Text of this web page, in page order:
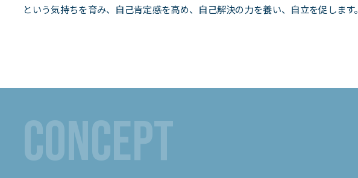
という気持ちを育み、自己肯定感を高め、自己解決の力を養い、自立を促します。
concept